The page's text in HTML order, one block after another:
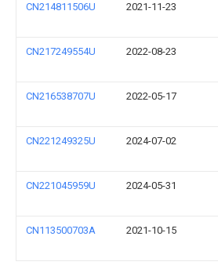
CN214811506U 2021-11-23
CN217249554U 2022-08-23
CN216538707U 2022-05-17
CN221249325U 2024-07-02
CN221045959U 2024-05-31
CN113500703A 2021-10-15